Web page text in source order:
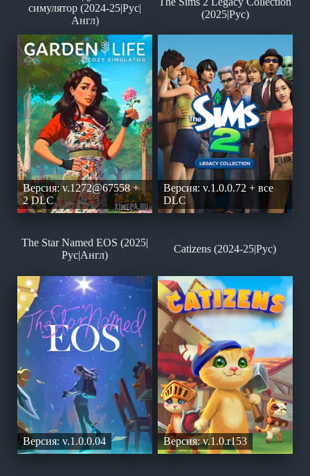
симулятор (2024-25|Рус|
Англ)
Версия: v.1272@67558 +
2 DLC
(2025|Рус)
Версия: v.1.0.0.72 + все
DLC
The Star Named EOS (2025|
Рус|Англ)
Версия: v.1.0.0.04
Catizens (2024-25|Рус)
Версия: v.1.0.r153